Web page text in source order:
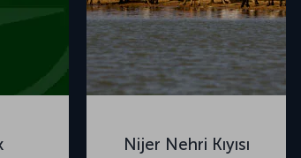
Nijer Nehri Kıyısı